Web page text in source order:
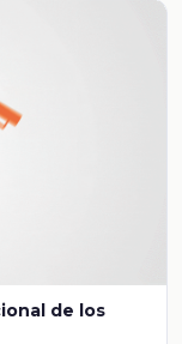
de los